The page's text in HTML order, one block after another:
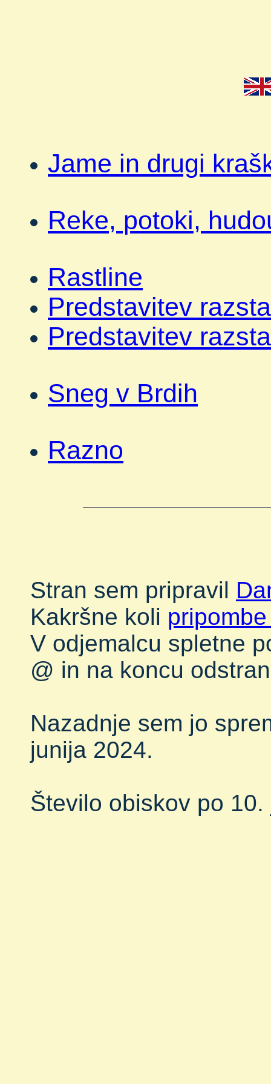
Jame in drugi
Reke, potoki,
Rastline
Predstavitev
Predstavitev
Sneg v Brdih
Razno
Stran sem pripravil
Kakršne koli
V odjemalcu spletne
@ in na koncu
Nazadnje sem jo
junija 2024.
Število obiskov po